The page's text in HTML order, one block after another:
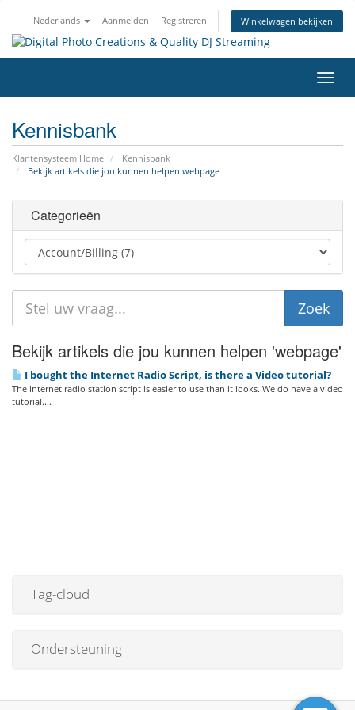
Nederlands Aanmelden Registreren Winkelwagen bekijken
in-/
Kennisbank
Klantensysteem Home
Kennisbank
Bekijk artikels die jou kunnen helpen webpage
Categorieën
Bekijk artikels die jou kunnen helpen 'webpage'
I bought the Internet Radio Script, is there a Video tutorial?
The internet radio station script is easier to use than it looks. We do have a video
tutorial....
Tag-cloud
Ondersteuning